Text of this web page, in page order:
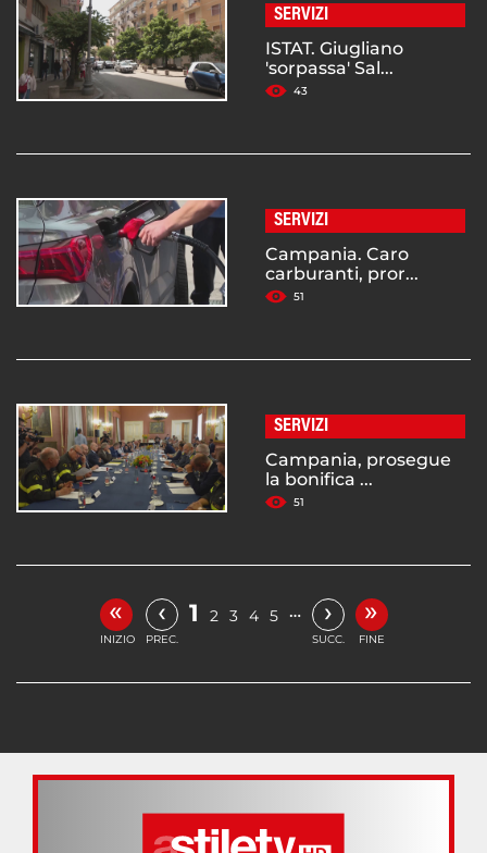
SERVIZI
ISTAT. Giugliano
'sorpassa' Sal...
43
SERVIZI
Campania. Caro
carburanti, pror...
51
SERVIZI
Campania, prosegue
la bonifica ...
51
«
INIZIO
‹
PREC.
1 2 3 4 5 … ›
SUCC.
»
FINE